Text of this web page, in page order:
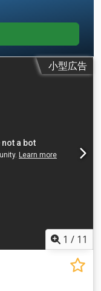
小型広告
1 / 11